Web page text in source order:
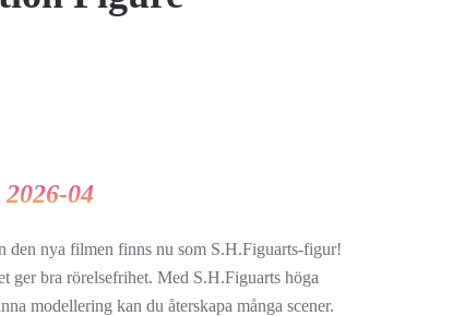
2026-04
den nya filmen finns nu som S.H.Figuarts-figur!
ger bra rörelsefrihet. Med S.H.Figuarts höga
modellering kan du återskapa många scener.